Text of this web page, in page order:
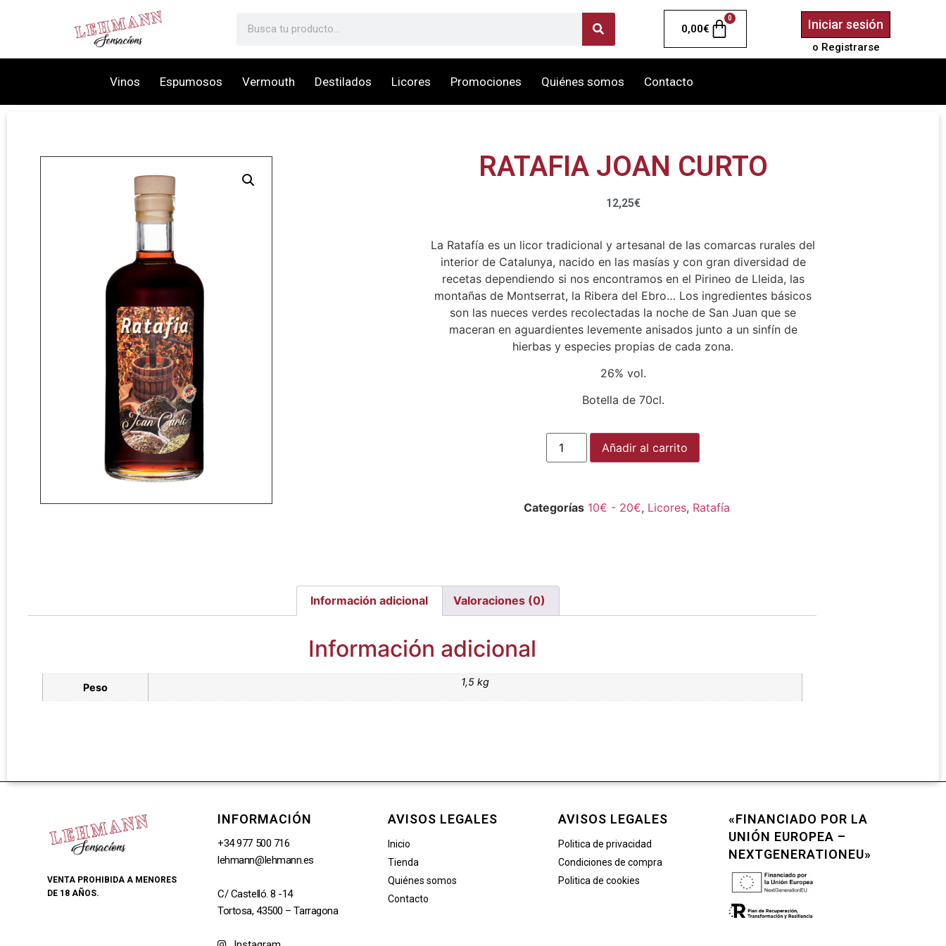
0,00€
0 Iniciar sesión
o Registrarse
Vinos Espumosos Vermouth Destilados Licores Promociones Quiénes somos Contacto
RATAFIA JOAN CURTO
12,25€
La Ratafía es un licor tradicional y artesanal de las comarcas rurales del
interior de Catalunya, nacido en las masías y con gran diversidad de
recetas dependiendo si nos encontramos en el Pirineo de Lleida, las
montañas de Montserrat, la Ribera del Ebro… Los ingredientes básicos
son las nueces verdes recolectadas la noche de San Juan que se
maceran en aguardientes levemente anisados junto a un sinfín de
hierbas y especies propias de cada zona.
26% vol.
Botella de 70cl.
Añadir al carrito
Categorías 10€ - 20€, Licores, Ratafía
Información adicional Valoraciones (0)
Información adicional
Peso 1,5 kg
VENTA PROHIBIDA A MENORES
DE 18 AÑOS.
INFORMACIÓN
+34 977 500 716
lehmann@lehmann.es
C/ Castelló. 8 -14
Tortosa, 43500 – Tarragona
AVISOS LEGALES
Inicio
Tienda
Quiénes somos
Contacto
AVISOS LEGALES
Politica de privacidad
Condiciones de compra
Politica de cookies
«FINANCIADO POR LA
UNIÓN EUROPEA –
NEXTGENERATIONEU»